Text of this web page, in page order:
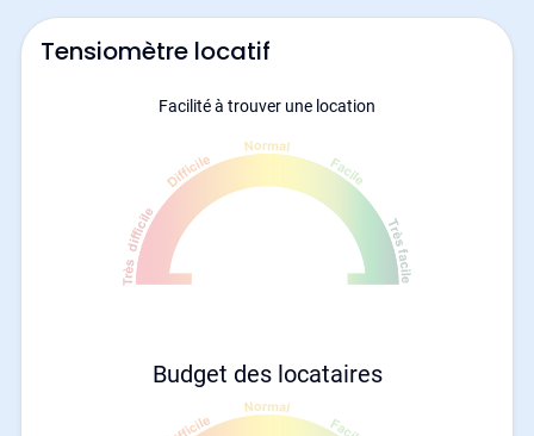
Tensiomètre locatif
Facilité à trouver une location
Budget des locataires